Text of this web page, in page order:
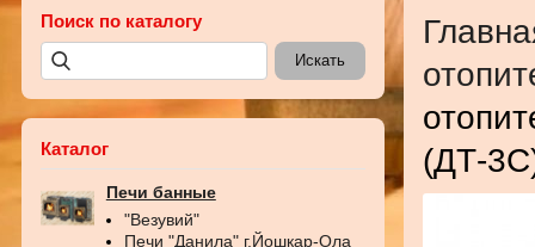
Поиск по каталогу
Каталог
Печи банные
"Везувий"
Печи "Данила" г.Йошкар-Ола
(ДТ-